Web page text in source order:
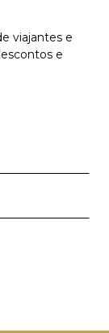
viajantes e
e